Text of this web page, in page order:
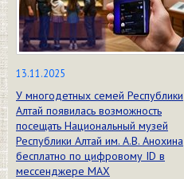
13.11.2025
У многодетных семей Республики
Алтай появилась возможность
посещать Национальный музей
Республики Алтай им. А.В. Анохина
бесплатно по цифровому ID в
мессенджере МАХ